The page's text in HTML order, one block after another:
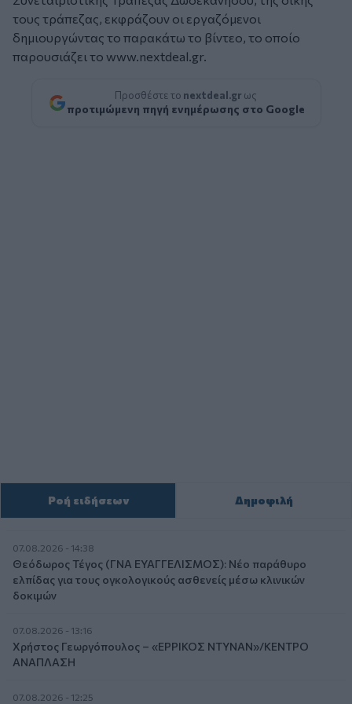
τους τράπεζας, εκφράζουν οι εργαζόμενοι
δημιουργώντας το παρακάτω το βίντεο, το οποίο
παρουσιάζει το www.nextdeal.gr.
Προσθέστε το nextdeal.gr ως
προτιμώμενη πηγή ενημέρωσης στο Google
Ροή ειδήσεων Δημοφιλή
07.08.2026 - 14:38
Θεόδωρος Τέγος (ΓΝΑ ΕΥΑΓΓΕΛΙΣΜΟΣ): Νέο παράθυρο
ελπίδας για τους ογκολογικούς ασθενείς μέσω κλινικών
δοκιμών
07.08.2026 - 13:16
Χρήστος Γεωργόπουλος – «ΕΡΡΙΚΟΣ ΝΤΥΝΑΝ»/ΚΕΝΤΡΟ
ΑΝΑΠΛΑΣΗ
07.08.2026 - 12:25